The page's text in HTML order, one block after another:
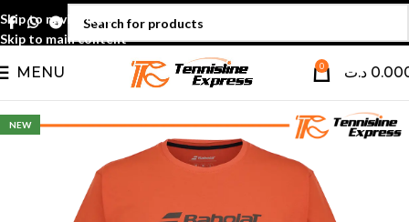
Skip to navigation
Skip to main content
MENU 0 د.ت
NEW